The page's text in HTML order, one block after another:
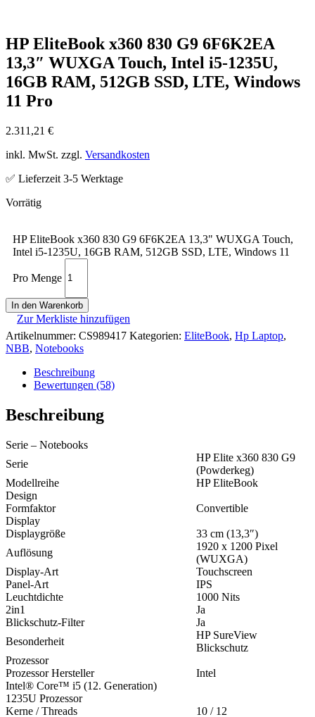
HP EliteBook x360 830 G9 6F6K2EA
13,3″ WUXGA Touch, Intel i5-1235U,
16GB RAM, 512GB SSD, LTE, Windows
11 Pro
2.311,21 €
inkl. MwSt. zzgl. Versandkosten
✅ Lieferzeit 3-5 Werktage
HP EliteBook x360 830 G9 6F6K2EA 13,3" WUXGA Touch,
Intel i5-1235U, 16GB RAM, 512GB SSD, LTE, Windows 11
Pro Menge
In den Warenkorb
Zur Merkliste hinzufügen
Artikelnummer: CS989417 Kategorien: EliteBook, Hp Laptop,
NBB, Notebooks
Beschreibung
Bewertungen (58)
Beschreibung
Serie – Notebooks
Serie
HP Elite x360 830 G9
(Powderkeg)
Modellreihe
HP EliteBook
Design
Formfaktor
Convertible
Display
Displaygröße
33 cm (13,3″)
Auflösung
1920 x 1200 Pixel
(WUXGA)
Display-Art
Touchscreen
Panel-Art
IPS
Leuchtdichte
1000 Nits
2in1
Ja
Blickschutz-Filter
Ja
Besonderheit
HP SureView
Blickschutz
Prozessor
Prozessor Hersteller
Intel
Intel® Core™ i5 (12. Generation)
1235U Prozessor
Kerne / Threads
10 / 12